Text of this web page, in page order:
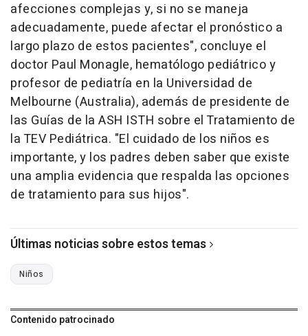
afecciones complejas y, si no se maneja
adecuadamente, puede afectar el pronóstico a
largo plazo de estos pacientes", concluye el
doctor Paul Monagle, hematólogo pediátrico y
profesor de pediatría en la Universidad de
Melbourne (Australia), además de presidente de
las Guías de la ASH ISTH sobre el Tratamiento de
la TEV Pediátrica. "El cuidado de los niños es
importante, y los padres deben saber que existe
una amplia evidencia que respalda las opciones
de tratamiento para sus hijos".
Últimas noticias sobre estos temas
Niños
Contenido patrocinado